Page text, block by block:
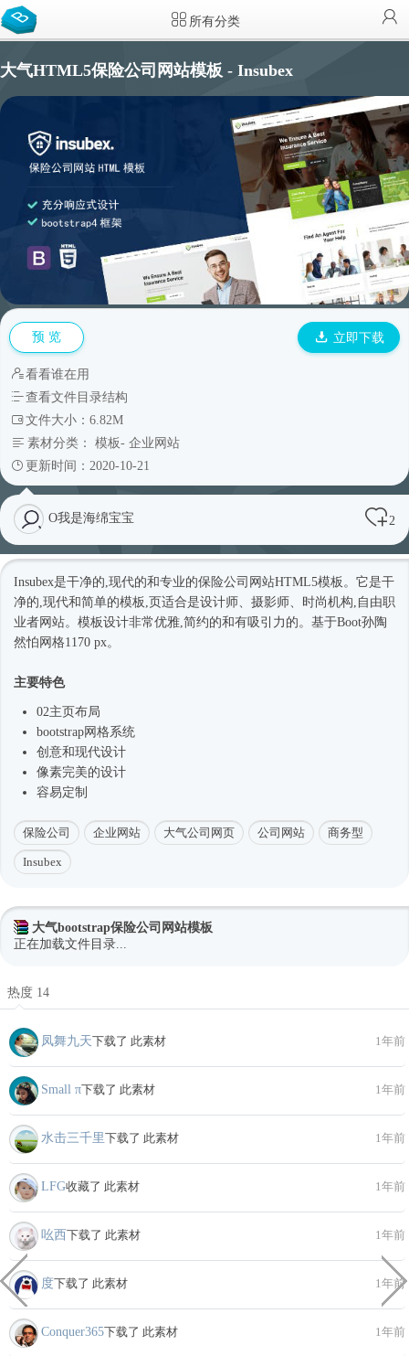
所有分类
大气HTML5保险公司网站模板 - Insubex
预 览 立即下载
看看谁在用
查看文件目录结构
文件大小：6.82M
素材分类： 模板- 企业网站
更新时间：2020-10-21
O我是海绵宝宝 2
Insubex是干净的,现代的和专业的保险公司网站HTML5模板 。它是干
净的,现代和简单的模板,页适合是设计师、摄影师、
时尚机构,自由职
业者网站。模板设计非常优雅,简约的和有吸引力的。基于Boot孙陶
然怕网格1170 px。
主要特色
02主页布局
bootstrap网格系统
创意和现代设计
像素完美的设计
容易定制
保险公司 企业网站 大气公司网页 公司网站 商务型
Insubex
大气bootstrap保险公司网站模板
正在加载文件目录...
热度 14
凤舞九天下载了 此素材 1年前
Small π下载了 此素材 1年前
水击三千里下载了 此素材 1年前
LFG收藏了 此素材 1年前
吆西下载了 此素材 1年前
度下载了 此素材 1年前
Conquer365下载了 此素材 1年前